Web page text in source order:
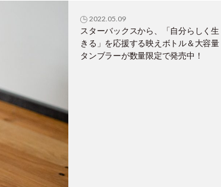
2022.05.09
スターバックスから、「自分らしく生
きる」を応援する映えボトル＆大容量
タンブラーが数量限定で発売中！